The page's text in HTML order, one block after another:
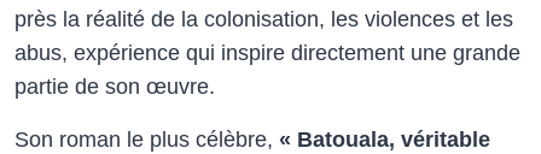
près la réalité de la colonisation, les violences et les
abus, expérience qui inspire directement une grande
partie de son œuvre.​
Son roman le plus célèbre, « Batouala, véritable